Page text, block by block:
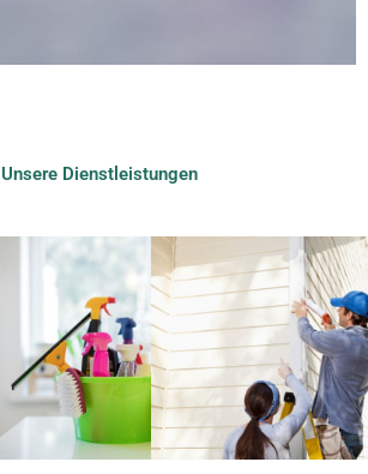
Unsere Dienstleistungen